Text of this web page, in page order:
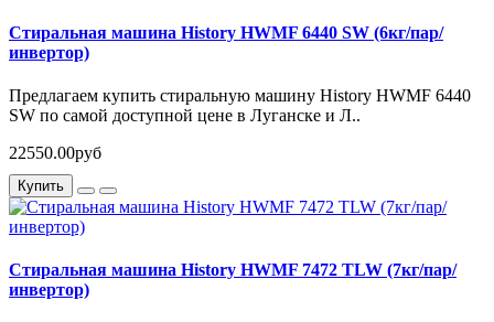
Стиральная машина History HWMF 6440 SW (6кг/пар/
инвертор)
Предлагаем купить стиральную машину History HWMF 6440
SW по самой доступной цене в Луганске и Л..
22550.00руб
Купить
Стиральная машина History HWMF 7472 TLW (7кг/пар/
инвертор)